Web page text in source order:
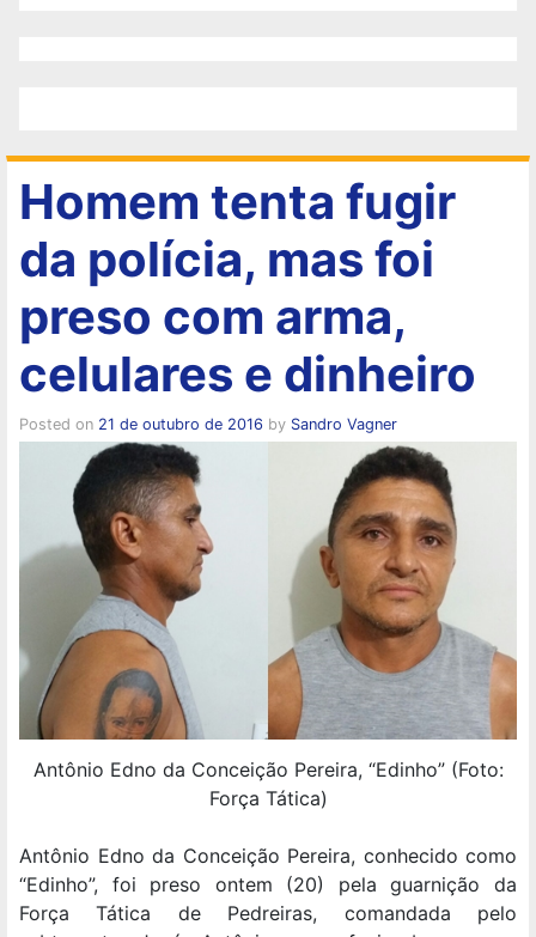
Homem tenta fugir
da polícia, mas foi
preso com arma,
celulares e dinheiro
Posted on 21 de outubro de 2016 by Sandro Vagner
Antônio Edno da Conceição Pereira, “Edinho” (Foto:
Força Tática)
Antônio Edno da Conceição Pereira, conhecido como
“Edinho”, foi preso ontem (20) pela guarnição da
Força Tática de Pedreiras, comandada pelo